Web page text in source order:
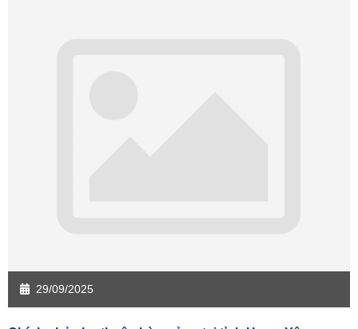
29/09/2025